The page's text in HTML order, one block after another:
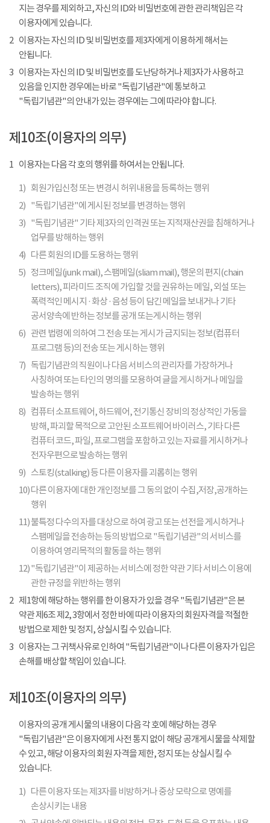
지는 경우를 제외하고, 자신의 ID와 비밀번호에 관한 관리책임은 각
이용자에게 있습니다.
2 이용자는 자신의 ID 및 비밀번호를 제3자에게 이용하게 해서는
안됩니다.
3 이용자는 자신의 ID 및 비밀번호를 도난당하거나 제3자가 사용하고
있음을 인지한 경우에는 바로 "독립기념관"에 통보하고
"독립기념관"의 안내가 있는 경우에는 그에 따라야 합니다.
제10조(이용자의 의무)
1 이용자는 다음 각 호의 행위를 하여서는 안됩니다.
1) 회원가입신청 또는 변경시 허위내용을 등록하는 행위
2) "독립기념관"에 게시된 정보를 변경하는 행위
3) "독립기념관" 기타 제3자의 인격권 또는 지적재산권을 침해하거나
업무를 방해하는 행위
4) 다른 회원의 ID를 도용하는 행위
5) 정크메일(junk mail), 스팸메일(sliam mail), 행운의 편지(chain
letters), 피라미드 조직에 가입할 것을 권유하는 메일, 외설 또는
폭력적인 메시지 · 화상 · 음성 등이 담긴 메일을 보내거나 기타
공서양속에 반하는 정보를 공개 또는게시하는 행위
6) 관련 법령에 의하여 그 전송 또는 게시가 금지되는 정보(컴퓨터
프로그램 등)의 전송 또는 게시하는 행위
7) 독립기념관의 직원이나 다음 서비스의 관리자를 가장하거나
사칭하여 또는 타인의 명의를 모용하여 글을 게시하거나 메일을
발송하는 행위
8) 컴퓨터 소프트웨어, 하드웨어, 전기통신 장비의 정상적인 가동을
방해, 파괴할 목적으로 고안된 소프트웨어 바이러스, 기타 다른
컴퓨터 코드, 파일, 프로그램을 포함하고 있는 자료를 게시하거나
전자우편으로 발송하는 행위
9) 스토킹(stalking) 등 다른 이용자를 괴롭히는 행위
10)다른 이용자에 대한 개인정보를 그 동의 없이 수집,저장,공개하는
행위
11)불특정 다수의 자를 대상으로 하여 광고 또는 선전을 게시하거나
스팸메일을 전송하는 등의 방법으로 "독립기념관"의 서비스를
이용하여 영리목적의 활동을 하는 행위
12)"독립기념관"이 제공하는 서비스에 정한 약관 기타 서비스 이용에
관한 규정을 위반하는 행위
2 제1항에 해당하는 행위를 한 이용자가 있을 경우 "독립기념관"은 본
약관 제6조 제2, 3항에서 정한 바에 따라 이용자의 회원자격을 적절한
방법으로 제한 및 정지, 상실시킬 수 있습니다.
3 이용자는 그 귀책사유로 인하여 "독립기념관"이나 다른 이용자가 입은
손해를 배상할 책임이 있습니다.
제10조(이용자의 의무)
이용자의 공개 게시물의 내용이 다음 각 호에 해당하는 경우
"독립기념관"은 이용자에게 사전 통지 없이 해당 공개게시물을 삭제할
수 있고, 해당 이용자의 회원 자격을 제한, 정지 또는 상실시킬 수
있습니다.
1) 다른 이용자 또는 제3자를 비방하거나 중상 모략으로 명예를
손상시키는 내용